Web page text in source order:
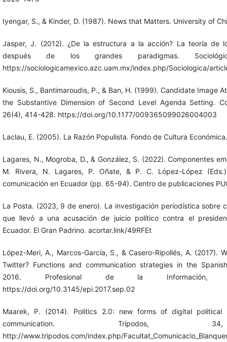
Iyengar, S., & Kinder, D. (1987). News that Matters. University of
Jasper, J. (2012). ¿De la estructura a la acción? La teoría de
después de los grandes paradigmas.
https://sociologicamexico.azc.uam.mx/index.php/Sociologica/
Kiousis, S., Bantimaroudis, P., & Ban, H. (1999). Candidate Image
the Substantive Dimension of Second Level Agenda Setting.
26(4), 414-428. https://doi.org/10.1177/009365099026004003
Laclau, E. (2005). La Razón Populista. Fondo de Cultura Económica.
Lagares, N., Mogroba, D., & González, S. (2022). Componentes
M. Rivera, N. Lagares, P. Oñate, & P. C. López-López
comunicación en Ecuador (pp. 65-94). Centro de publicaciones
La Posta. (2023, 9 de enero). La investigación periodística sobre
que llevó a una acusación de juicio político contra el
Ecuador. El Gran Padrino. acortar.link/49RFEt
López-Meri, A., Marcos-García, S., & Casero-Ripollés, A. (2017).
Twitter? Functions and communication strategies in the
2016. Profesional de la Información,
https://doi.org/10.3145/epi.2017.sep.02
Maarek, P. (2014). Politics 2.0: new forms of digital political
communication. Trípodos,
http://www.tripodos.com/index.php/